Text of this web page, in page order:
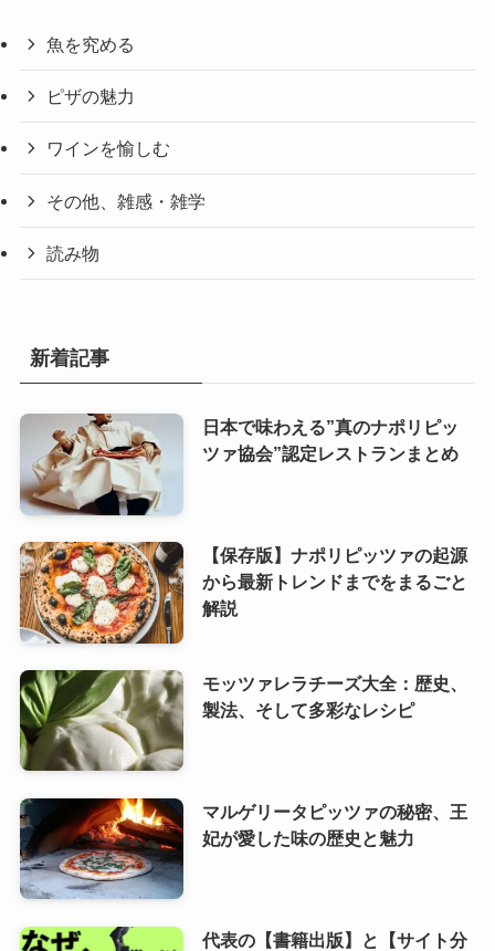
魚を究める
ピザの魅力
ワインを愉しむ
その他、雑感・雑学
読み物
新着記事
日本で味わえる”真のナポリピッ
ツァ協会”認定レストランまとめ
【保存版】ナポリピッツァの起源
から最新トレンドまでをまるごと
解説
モッツァレラチーズ大全：歴史、
製法、そして多彩なレシピ
マルゲリータピッツァの秘密、王
妃が愛した味の歴史と魅力
代表の【書籍出版】と【サイト分